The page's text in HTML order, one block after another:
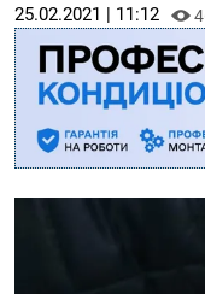
25.02.2021 | 11:12